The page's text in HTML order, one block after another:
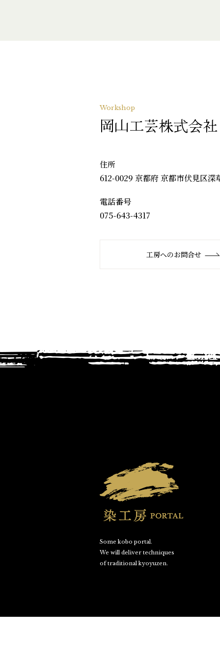
Workshop
岡山工芸株式会社
住所
612-0029 京都府 京都市伏見区深
電話番号
075-643-4317
工房へのお問合せ
Some kobo portal.
We will deliver techniques
of traditional kyoyuzen.